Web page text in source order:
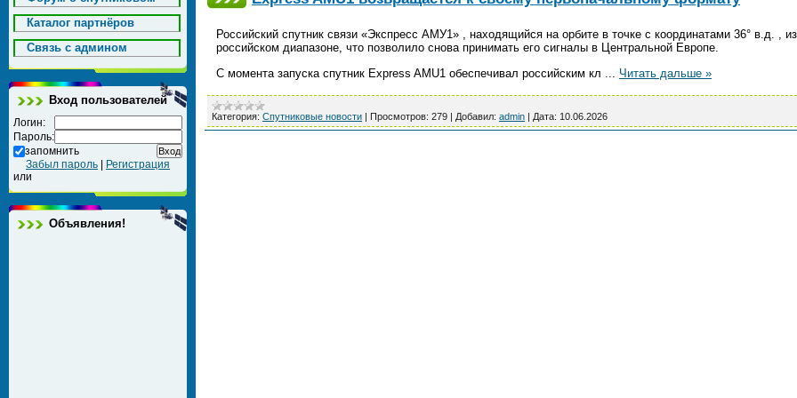
Каталог партнёров
Cвязь с админом
Вход пользователей
Логин:
Пароль:
запомнить
Забыл пароль
Регистрация
или
Объявления!
Российский спутник связи «Экспресс АМУ1» , находящийся на орбите в точке с координатами 36° в.д. ,
российском диапазоне, что позволило снова принимать его сигналы в Центральной Европе.
С момента запуска спутник Express AMU1 обеспечивал российским кл ... Читать дальше »
Категория: Спутниковые новости | Просмотров: 279 | Добавил: admin | Дата: 10.06.2026